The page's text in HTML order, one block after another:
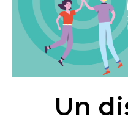
Un
gratuit
mesure